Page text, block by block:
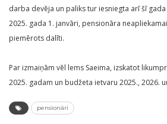
darba devēja un paliks tur iesniegta arī šī
2025. gada 1. janvāri, pensionāra
piemērots dalīti.
Par izmaiņām vēl lems Saeima, izskatot
2025. gadam un budžeta ietvaru 2025., 2026.
pensionāri